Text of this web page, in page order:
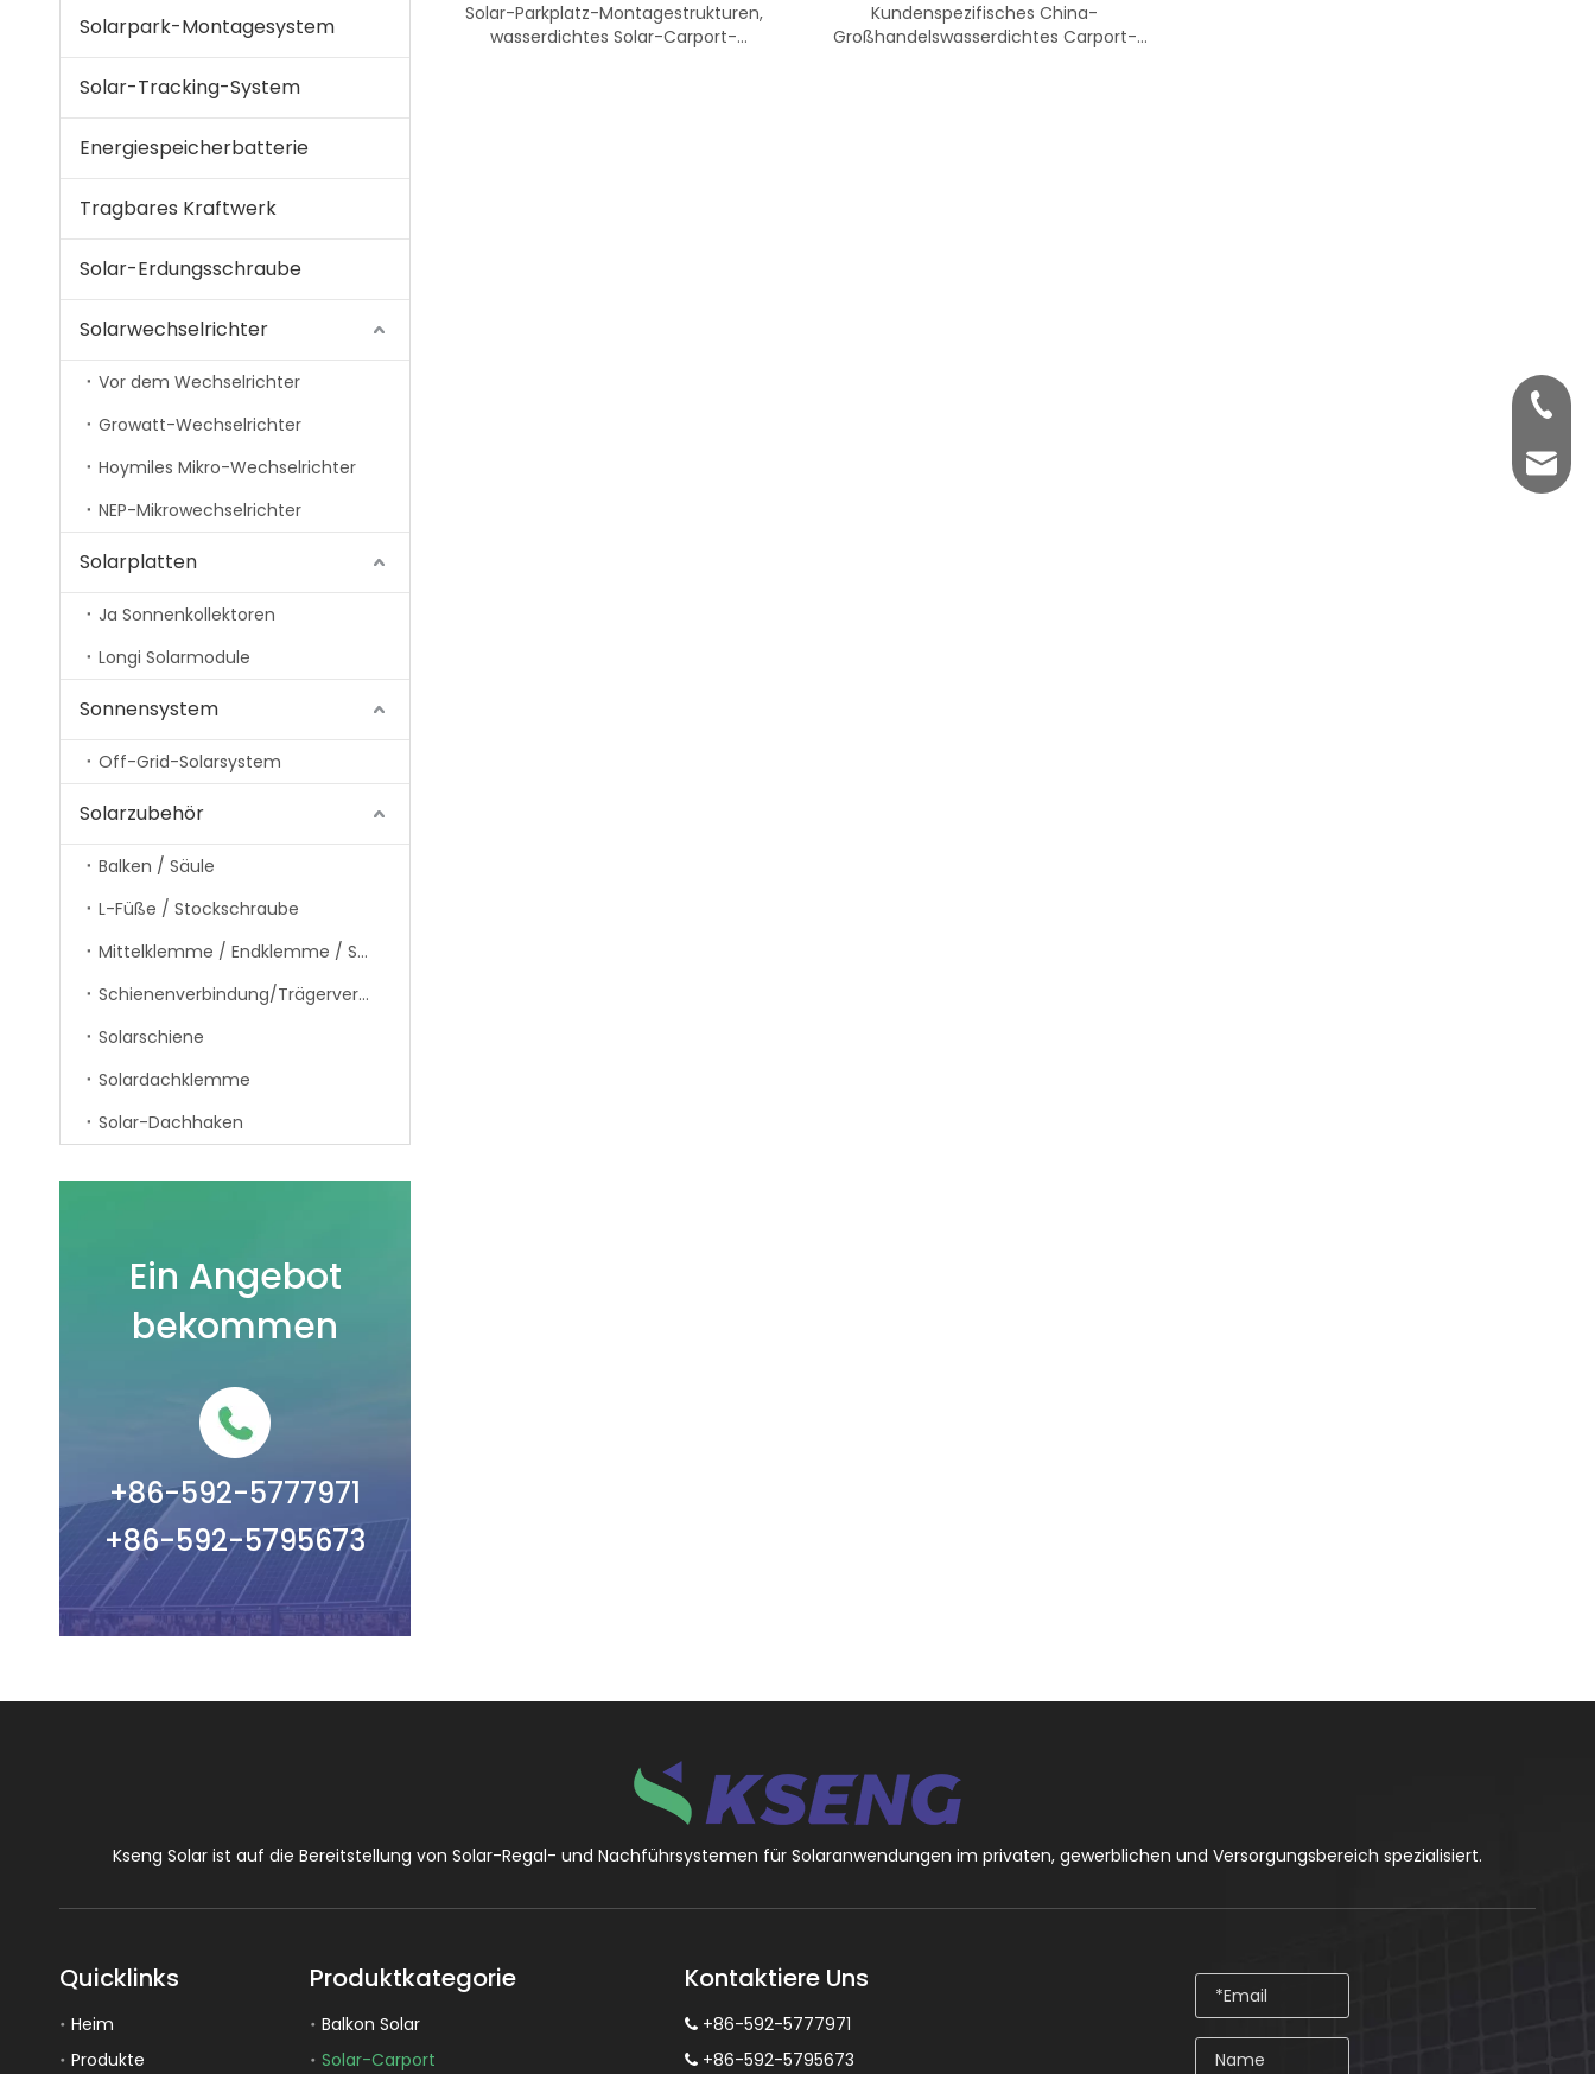
Solarpark-Montagesystem
Solar-Tracking-System
Energiespeicherbatterie
Tragbares Kraftwerk
Solar-Erdungsschraube
Solarwechselrichter
Vor dem Wechselrichter
Growatt-Wechselrichter
Hoymiles Mikro-Wechselrichter
NEP-Mikrowechselrichter
Solarplatten
Ja Sonnenkollektoren
Longi Solarmodule
Sonnensystem
Off-Grid-Solarsystem
Solarzubehör
Balken / Säule
L-Füße / Stockschraube
Mittelklemme / Endklemme / Schienenklemme
Schienenverbindung/Trägerverbindung
Solarschiene
Solardachklemme
Solar-Dachhaken
Ein Angebot
bekommen
+86-592-5777971
+86-592-5795673
Solar-Parkplatz-Montagestrukturen,
wasserdichtes Solar-Carport-
Kundenspezifisches China-
Großhandelswasserdichtes Carport-
Kseng Solar ist auf die Bereitstellung von Solar-Regal- und Nachführsystemen für Solaranwendungen im privaten, gewerblichen und Versorgungsbereich spezialisiert.
Quicklinks
Heim
Produkte
Produktkategorie
Balkon Solar
Solar-Carport
Kontaktiere Uns
+86-592-5777971
+86-592-5795673
+86-
+86-